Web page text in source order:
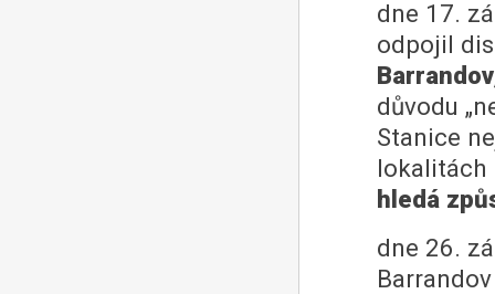
dne 17.
odpojil
Barrandov
důvodu
Stanice
lokalitách
hledá
dne 26.